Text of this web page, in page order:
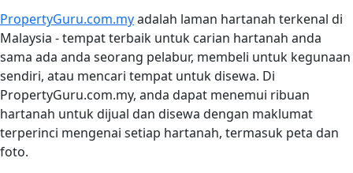
PropertyGuru.com.myadalah laman hartanah terkenal di
Malaysia - tempat terbaik untuk carian hartanah anda
sama ada anda seorang pelabur, membeli untuk kegunaan
sendiri, atau mencari tempat untuk disewa. Di
PropertyGuru.com.my, anda dapat menemui ribuan
hartanah untuk dijual dan disewa dengan maklumat
terperinci mengenai setiap hartanah, termasuk peta dan
foto.